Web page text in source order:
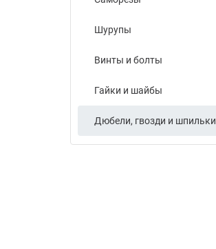
Шурупы
Винты и болты
Гайки и шайбы
Дюбели, гвозди и шпильки